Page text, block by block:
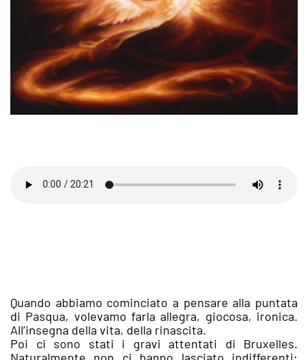
Quando abbiamo cominciato a pensare alla puntata
di Pasqua, volevamo farla allegra, giocosa, ironica.
All’insegna della vita, della rinascita.
Poi ci sono stati i gravi attentati di Bruxelles.